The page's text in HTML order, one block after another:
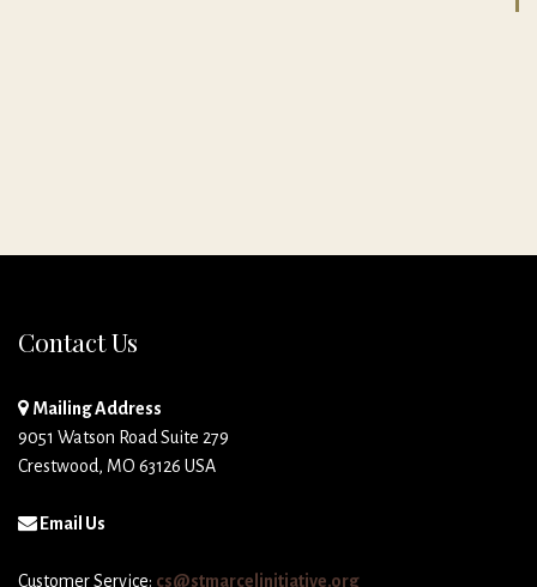
Contact Us
Mailing Address
9051 Watson Road Suite 279
Crestwood, MO 63126 USA
Email Us
Customer Service: cs@stmarcelinitiative.org